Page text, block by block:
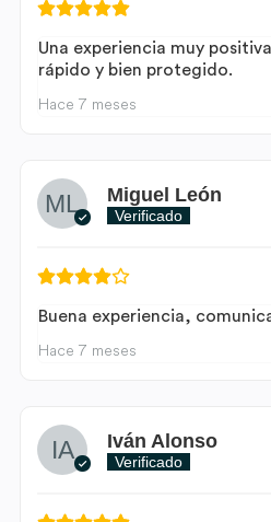
Una experiencia muy
rápido y bien protegido.
Hace 7 meses
Miguel León
Verificado
Buena experiencia,
Hace 7 meses
Iván Alonso
Verificado